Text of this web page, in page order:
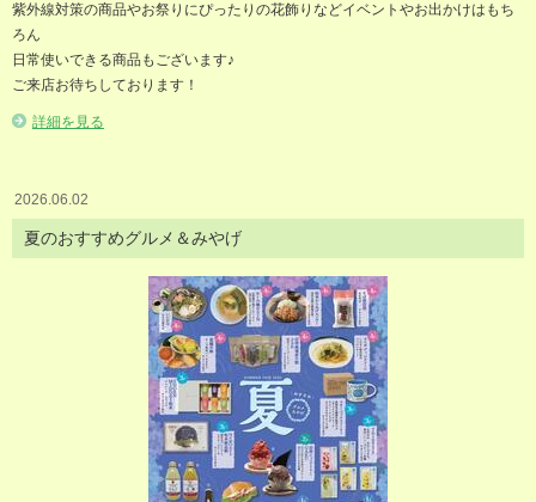
紫外線対策の商品やお祭りにぴったりの花飾りなどイベントやお出かけはもち
ろん
日常使いできる商品もございます♪
ご来店お待ちしております！
詳細を見る
2026.06.02
夏のおすすめグルメ＆みやげ